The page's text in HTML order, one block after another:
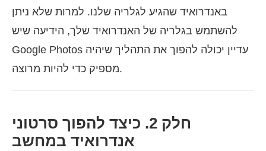
באנדרואיד שהגיע לגלריה שלנו. למרות שלא ניתן
להשתמש בגלריה של האנדרואיד שלך, הידיעה שיש
Google Photos עדיין יכולה להפוך את התהליך שיהיה
מספיק כדי להיות מרוצה.
חלק 2. כיצד להפוך סרטוני
אנדרואיד במחשב